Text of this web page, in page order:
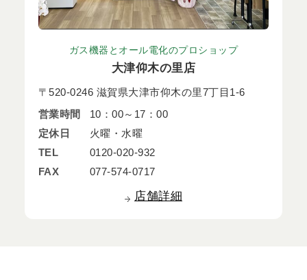
ガス機器とオール電化のプロショップ
大津仰木の里店
〒520-0246 滋賀県大津市仰木の里7丁目1-6
営業時間
10：00～17：00
定休日
火曜・水曜
TEL
0120-020-932
FAX
077-574-0717
店舗詳細